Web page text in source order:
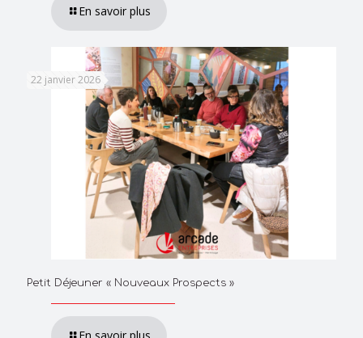
En savoir plus
22 janvier 2026
Petit Déjeuner « Nouveaux Prospects »